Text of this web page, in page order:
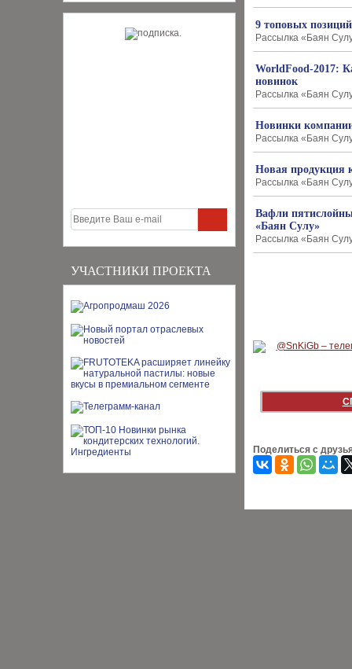
УЧАСТНИКИ ПРОЕКТА
9 топовых
Рассылка «Баян
WorldFood-2017:
новинок
Рассылка «Баян
Новинки
Рассылка «Баян
Новая продукция
Рассылка «Баян
Вафли
«Баян Сулу»
Рассылка «Баян
Поделиться с